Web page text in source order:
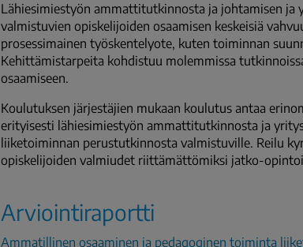
Lähiesimiestyön ammattitutkinnosta ja johtamisen
valmistuvien opiskelijoiden osaamisen keskeisiä
prosessimainen työskentelyote, kuten toiminnan
Kehittämistarpeita kohdistuu molemmissa
osaamiseen.
Koulutuksen järjestäjien mukaan koulutus antaa
erityisesti lähiesimiestyön ammattitutkinnosta ja
liiketoiminnan perustutkinnosta valmistuville. Reilu
opiskelijoiden valmiudet riittämättömiksi jatko-
Arviointiraportti
Ammatillinen osaaminen ja pedagoginen toiminta